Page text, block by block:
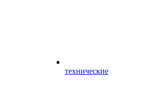
технические